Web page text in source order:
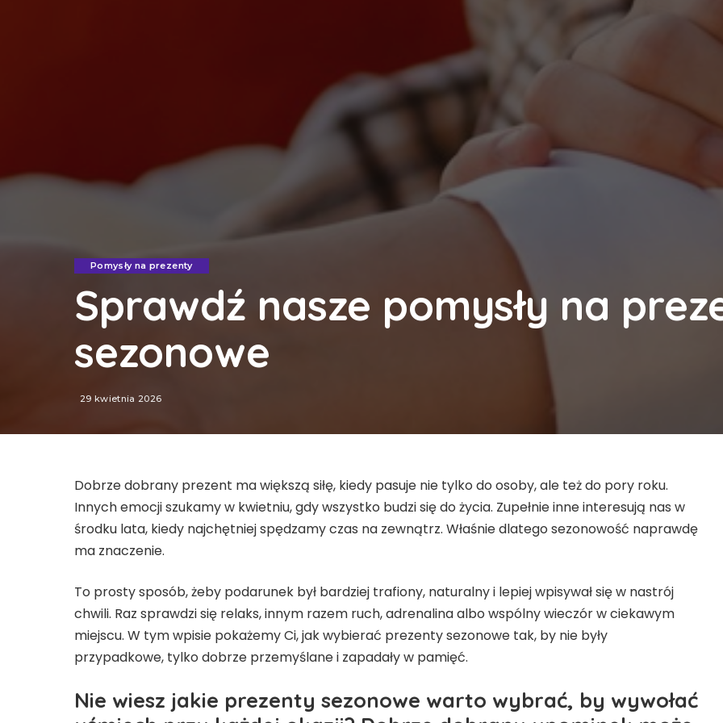
Pomysły na prezenty
Sprawdź nasze pomysły na
sezonowe
29 kwietnia 2026
Dobrze dobrany prezent ma większą siłę, kiedy pasuje nie tylko do osoby, ale też do pory roku.
Innych emocji szukamy w kwietniu, gdy wszystko budzi się do życia. Zupełnie inne interesują nas w
środku lata, kiedy najchętniej spędzamy czas na zewnątrz. Właśnie dlatego sezonowość naprawdę
ma znaczenie.
To prosty sposób, żeby podarunek był bardziej trafiony, naturalny i lepiej wpisywał się w nastrój
chwili. Raz sprawdzi się relaks, innym razem ruch, adrenalina albo wspólny wieczór w ciekawym
miejscu. W tym wpisie pokażemy Ci, jak wybierać prezenty sezonowe tak, by nie były
przypadkowe, tylko dobrze przemyślane i zapadały w pamięć.
Nie wiesz jakie prezenty sezonowe warto wybrać, by wywołać